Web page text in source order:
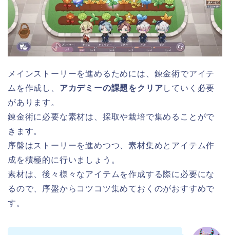
メインストーリーを進めるためには、錬金術でアイテ
ムを作成し、 アカデミーの課題をクリアしていく必要
があります。
錬金術に必要な素材は、採取や栽培で集めることがで
きます。
序盤はストーリーを進めつつ、素材集めとアイテム作
成を積極的に行いましょう。
素材は、後々様々なアイテムを作成する際に必要にな
るので、序盤からコツコツ集めておくのがおすすめで
す。